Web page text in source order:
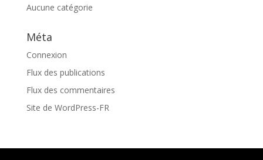
Aucune catégorie
Méta
Connexion
Flux des publications
Flux des commentaires
Site de WordPress-FR